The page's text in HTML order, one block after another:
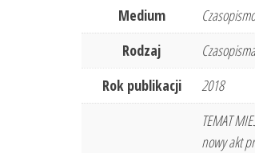
Medium
Rodzaj
Rok publikacji
2018
TEMAT
nowy akt